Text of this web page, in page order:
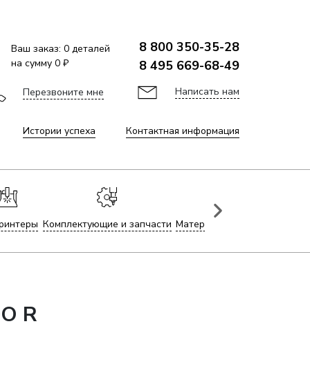
Ваш заказ: 0деталей
на сумму 0 ₽
8 800 350-35-28
8 495 669-68-49
Перезвоните мне Написать нам
Истории успеха Контактная информация
Комплектующие и запчасти Материалы для лазерной
R